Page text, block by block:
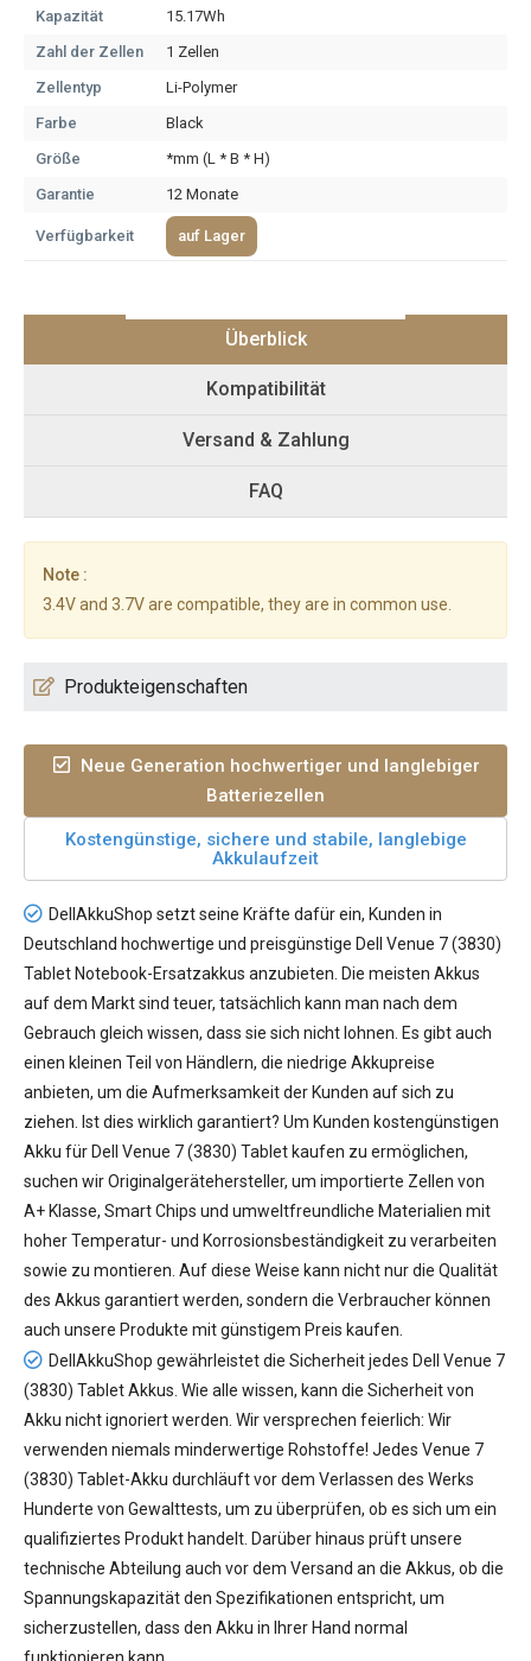
Kapazität
15.17Wh
Zahl der Zellen
1 Zellen
Zellentyp
Li-Polymer
Farbe
Black
Größe
*mm (L * B * H)
Garantie
12 Monate
Verfügbarkeit auf Lager
Überblick
Kompatibilität
Versand & Zahlung
FAQ
Note :
3.4V and 3.7V are compatible, they are in common use.
Produkteigenschaften
Neue Generation hochwertiger und langlebiger
Batteriezellen
Kostengünstige, sichere und stabile, langlebige
Akkulaufzeit
DellAkkuShop setzt seine Kräfte dafür ein, Kunden in
Deutschland hochwertige und preisgünstige Dell Venue 7 (3830)
Tablet Notebook-Ersatzakkus anzubieten. Die meisten Akkus
auf dem Markt sind teuer, tatsächlich kann man nach dem
Gebrauch gleich wissen, dass sie sich nicht lohnen. Es gibt auch
einen kleinen Teil von Händlern, die niedrige Akkupreise
anbieten, um die Aufmerksamkeit der Kunden auf sich zu
ziehen. Ist dies wirklich garantiert? Um Kunden kostengünstigen
Akku für Dell Venue 7 (3830) Tablet kaufen zu ermöglichen,
suchen wir Originalgerätehersteller, um importierte Zellen von
A+ Klasse, Smart Chips und umweltfreundliche Materialien mit
hoher Temperatur- und Korrosionsbeständigkeit zu verarbeiten
sowie zu montieren. Auf diese Weise kann nicht nur die Qualität
des Akkus garantiert werden, sondern die Verbraucher können
auch unsere Produkte mit günstigem Preis kaufen.
DellAkkuShop gewährleistet die Sicherheit jedes Dell Venue 7
(3830) Tablet Akkus . Wie alle wissen, kann die Sicherheit von
Akku nicht ignoriert werden. Wir versprechen feierlich: Wir
verwenden niemals minderwertige Rohstoffe! Jedes Venue 7
(3830) Tablet-Akku durchläuft vor dem Verlassen des Werks
Hunderte von Gewalttests, um zu überprüfen, ob es sich um ein
qualifiziertes Produkt handelt. Darüber hinaus prüft unsere
technische Abteilung auch vor dem Versand an die Akkus, ob die
Spannungskapazität den Spezifikationen entspricht, um
sicherzustellen, dass den Akku in Ihrer Hand normal